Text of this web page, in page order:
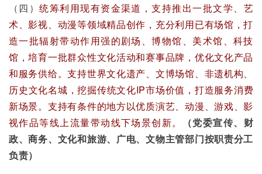
（四）统筹利用现有资金渠道，支持推出一批文学、艺
术、影视、动漫等领域精品创作，充分利用已有场馆，打
造一批辐射带动作用强的剧场、博物馆、美术馆、科技
馆，培育一批群众性文化活动和赛事品牌，优化文化产品
和服务供给。支持世界文化遗产、文博场馆、非遗机构、
历史文化名城，挖掘传统文化IP市场价值，打造服务消费
新场景。支持有条件的地方以优质演艺、动漫、游戏、影
视作品等线上流量带动线下场景创新。
（党委宣传、财
政、商务、文化和旅游、广电、文物主管部门按职责分工
负责）